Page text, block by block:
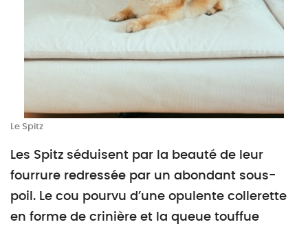
Le Spitz
Les Spitz séduisent par la beauté de leur
fourrure redressée par un abondant sous-
poil. Le cou pourvu d’une opulente collerette
en forme de crinière et la queue touffue